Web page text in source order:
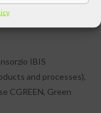
da fonti
IBIS
and processes),
CGREEN, Green